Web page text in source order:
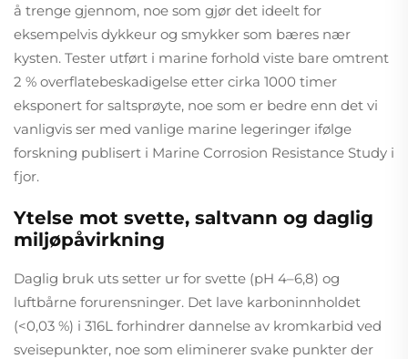
å trenge gjennom, noe som gjør det ideelt for
eksempelvis dykkeur og smykker som bæres nær
kysten. Tester utført i marine forhold viste bare omtrent
2 % overflatebeskadigelse etter cirka 1000 timer
eksponert for saltsprøyte, noe som er bedre enn det vi
vanligvis ser med vanlige marine legeringer ifølge
forskning publisert i Marine Corrosion Resistance Study i
fjor.
Ytelse mot svette, saltvann og daglig
miljøpåvirkning
Daglig bruk uts setter ur for svette (pH 4–6,8) og
luftbårne forurensninger. Det lave karboninnholdet
(<0,03 %) i 316L forhindrer dannelse av kromkarbid ved
sveisepunkter, noe som eliminerer svake punkter der